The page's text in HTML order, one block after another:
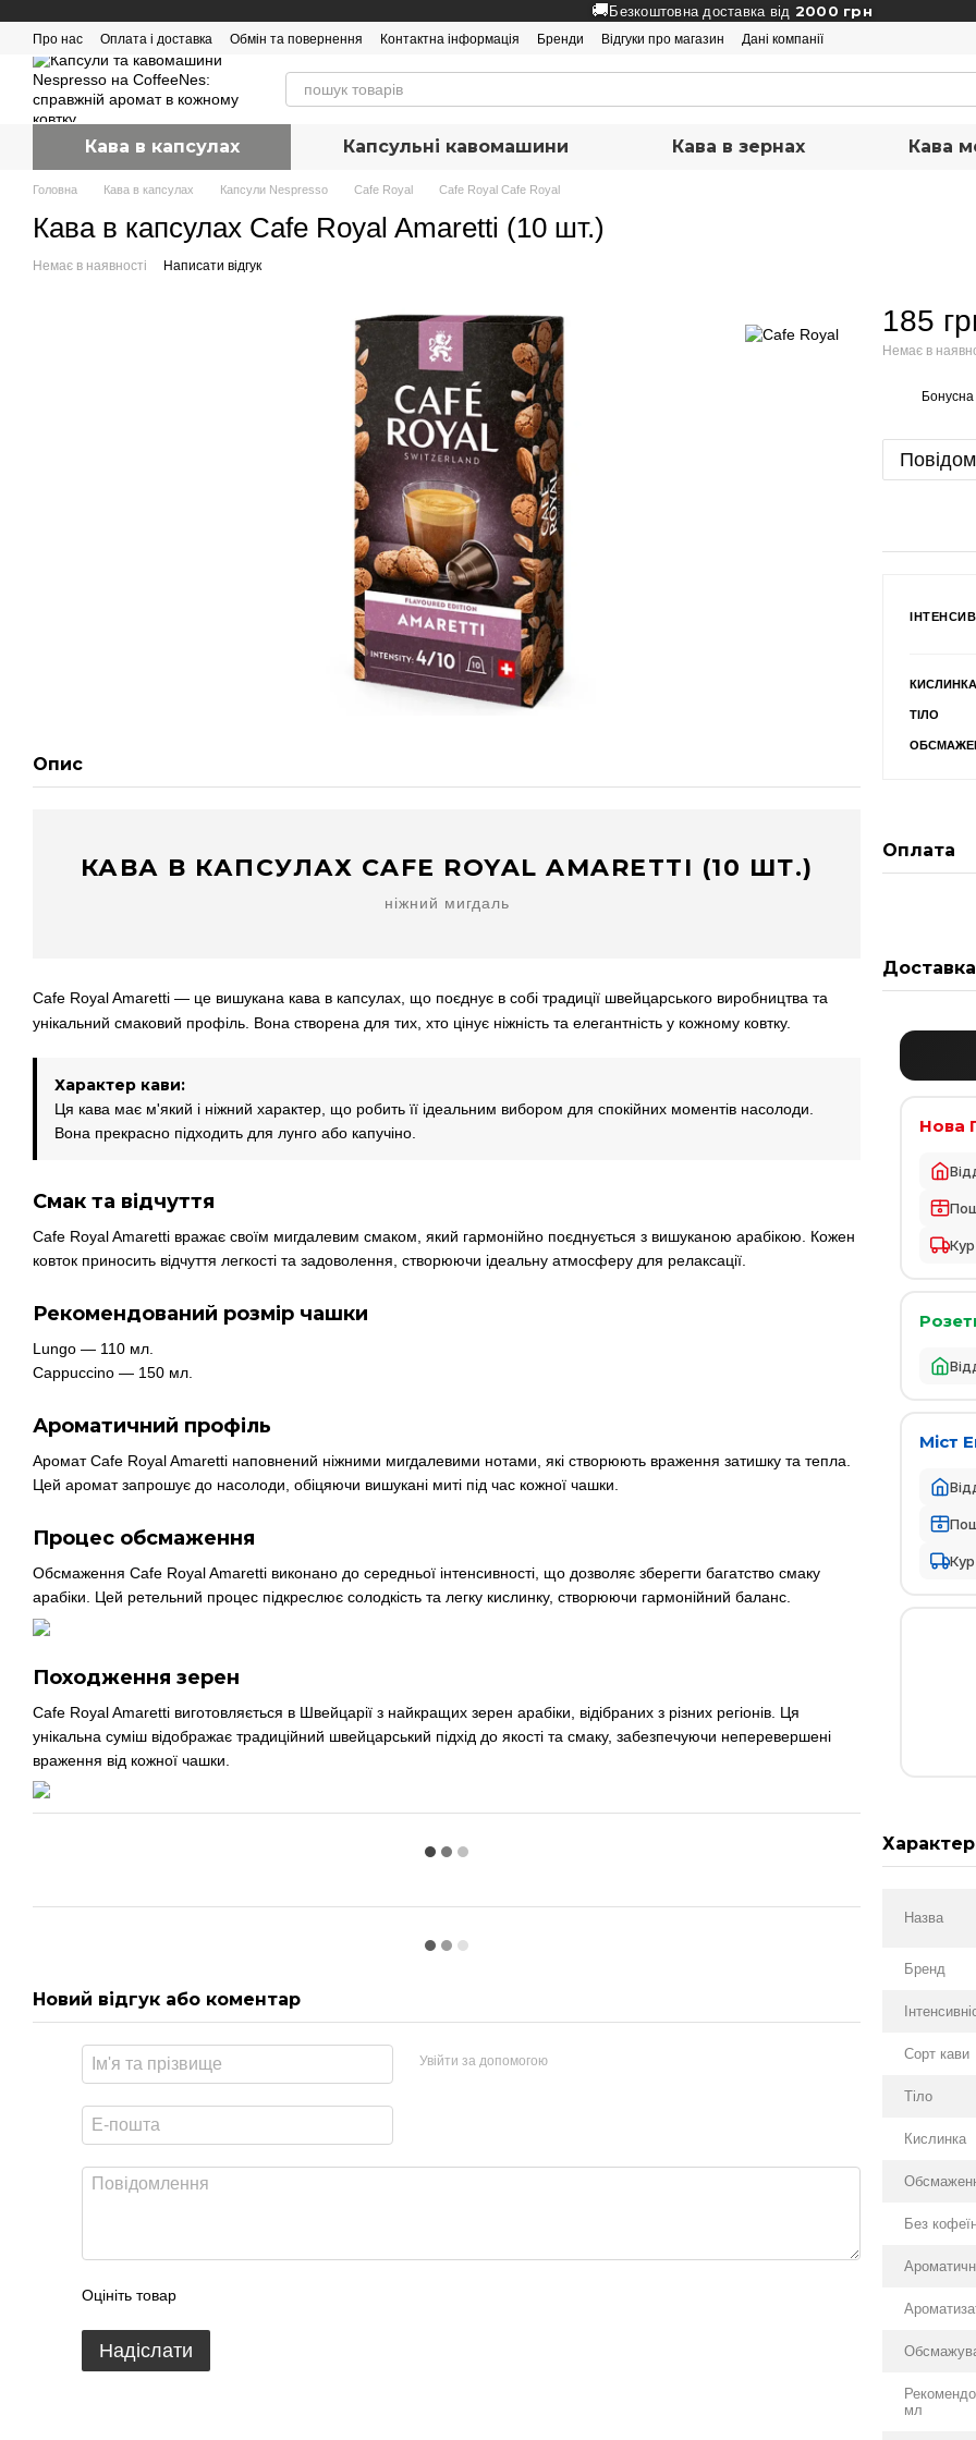
🚚Безкоштовна доставка від 2000 грн
Про нас Оплата і доставка Обмін та повернення Контактна інформація Бренди Відгуки про магазин Дані компанії
Кава в капсулах Капсульні кавомашини Кава в зернах Кава
Головна Кава в капсулах Капсули Nespresso Cafe Royal Cafe Royal Cafe Royal
Кава в капсулах Cafe Royal Amaretti (10 шт.)
Немає в наявності Написати відгук
Опис
КАВА В КАПСУЛАХ CAFE ROYAL AMARETTI (10 ШТ.)
ніжний мигдаль
Cafe Royal Amaretti — це вишукана кава в капсулах, що поєднує в собі традиції швейцарського виробництва та
унікальний смаковий профіль. Вона створена для тих, хто цінує ніжність та елегантність у кожному ковтку.
Характер кави:
Ця кава має м'який і ніжний характер, що робить її ідеальним вибором для спокійних моментів насолоди.
Вона прекрасно підходить для лунго або капучіно.
Смак та відчуття
Cafe Royal Amaretti вражає своїм мигдалевим смаком, який гармонійно поєднується з вишуканою арабікою. Кожен
ковток приносить відчуття легкості та задоволення, створюючи ідеальну атмосферу для релаксації.
Рекомендований розмір чашки
Lungo — 110 мл.
Cappuccino — 150 мл.
Ароматичний профіль
Аромат Cafe Royal Amaretti наповнений ніжними мигдалевими нотами, які створюють враження затишку та тепла.
Цей аромат запрошує до насолоди, обіцяючи вишукані миті під час кожної чашки.
Процес обсмаження
Обсмаження Cafe Royal Amaretti виконано до середньої інтенсивності, що дозволяє зберегти багатство смаку
арабіки. Цей ретельний процес підкреслює солодкість та легку кислинку, створюючи гармонійний баланс.
Походження зерен
Cafe Royal Amaretti виготовляється в Швейцарії з найкращих зерен арабіки, відібраних з різних регіонів. Ця
унікальна суміш відображає традиційний швейцарський підхід до якості та смаку, забезпечуючи неперевершені
враження від кожної чашки.
Новий відгук або коментар
Увійти за допомогою
Оцініть товар
Надіслати
185
Немає в
КИСЛИНКА
ТІЛО
Оплата
Доставка
Нова
Міст
Назва
Бренд
Сорт кави
Тіло
Кислинка
Без
мл